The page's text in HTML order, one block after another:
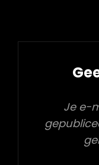
Je e-